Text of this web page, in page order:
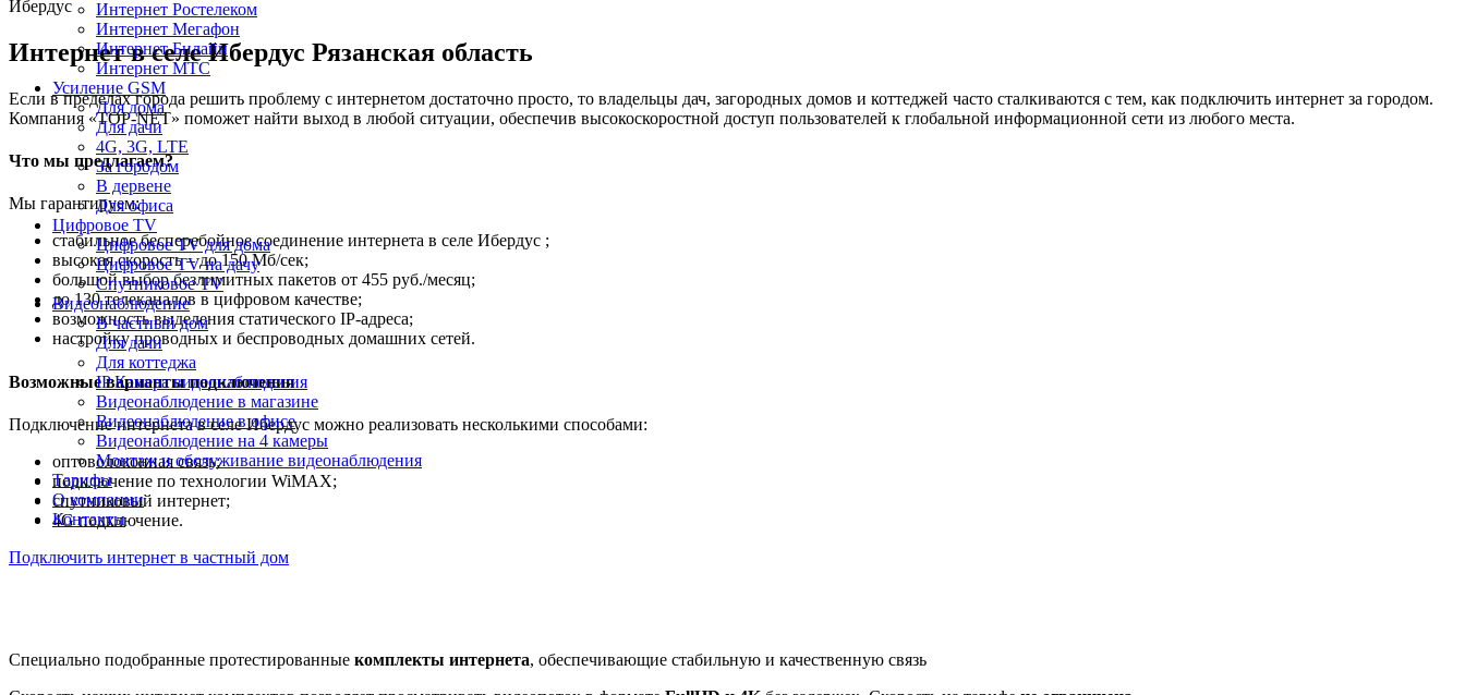
Интернет Ростелеком
Интернет Мегафон
Интернет Билайн
Интернет МТС
Усиление GSM
Для дома
Для дачи
4G, 3G, LTE
За городом
В дервене
Для офиса
Цифровое TV
Цифровое TV для дома
Цифровое TV на дачу
Спутниковое TV
Видеонаблюдение
В частный дом
Для дачи
Для коттеджа
IP Камера видеонаблюдения
Видеонаблюдение в магазине
Видеонаблюдение в офисе
Видеонаблюдение на 4 камеры
Монтаж и обслуживание видеонаблюдения
Тарифы
О компании
Контакты
Ибердус
Интернет в селе Ибердус Рязанская область
Если в пределах города решить проблему с интернетом достаточно просто, то владельцы дач, загородных домов и коттеджей часто сталкиваются с тем, как подключить интернет за городом.
Компания «TOP-NET» поможет найти выход в любой ситуации, обеспечив высокоскоростной доступ пользователей к глобальной информационной сети из любого места.
Что мы предлагаем?
Мы гарантируем:
стабильное бесперебойное соединение интернета в селе Ибердус ;
высокая скорость – до 150 Мб/сек;
большой выбор безлимитных пакетов от 455 руб./месяц;
до 130 телеканалов в цифровом качестве;
возможность выделения статического IP-адреса;
настройку проводных и беспроводных домашних сетей.
Возможные варианты подключения
Подключение интернета в селе Ибердус можно реализовать несколькими способами:
оптоволоконная связь;
подключение по технологии WiMAX;
спутниковый интернет;
4G подключение.
Подключить интернет в частный дом
Специально подобранные протестированные комплекты интернета, обеспечивающие стабильную и качественную связь